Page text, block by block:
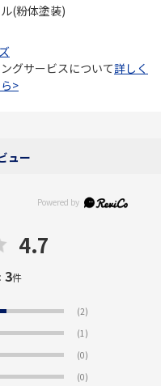
(粉体塗装)
グサービスについて詳しく
>
ュー
4.7
3件
(2)
(1)
(0)
(0)